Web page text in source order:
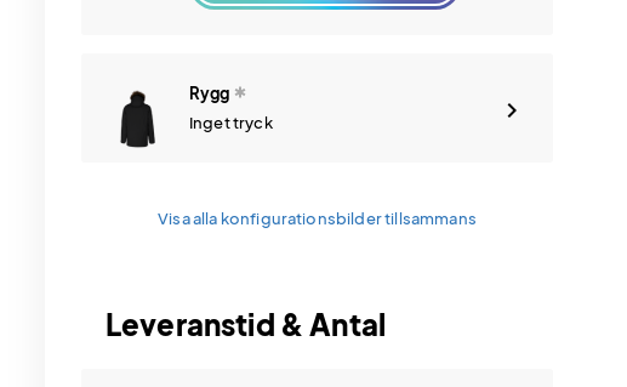
Rygg
Inget tryck
Visa alla konfigurationsbilder tillsammans
Leveranstid & Antal